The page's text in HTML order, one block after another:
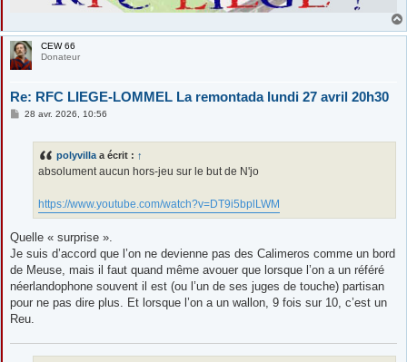
CEW 66
Donateur
Re: RFC LIEGE-LOMMEL La remontada lundi 27 avril 20h30
M28 avr. 2026, 10:56
polyvilla a écrit : ↑
absolument aucun hors-jeu sur le but de N'jo
https://www.youtube.com/watch?v=DT9i5bplLWM
Quelle « surprise ».
Je suis d’accord que l’on ne devienne pas des Calimeros comme un bord
de Meuse, mais il faut quand même avouer que lorsque l’on a un référé
néerlandophone souvent il est (ou l’un de ses juges de touche) partisan
pour ne pas dire plus. Et lorsque l’on a un wallon, 9 fois sur 10, c’est un
Reu.